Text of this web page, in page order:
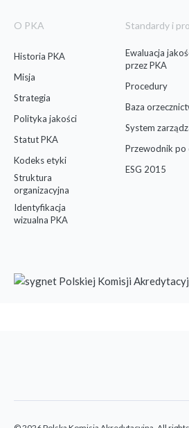
O PKA
Historia PKA
Misja
Strategia
Polityka jakości
Statut PKA
Kodeks etyki
Struktura
organizacyjna
Identyfikacja
wizualna PKA
Standardy i
Ewaluacja
przez PKA
Procedury
Baza
System
Przewodnik po
ESG 2015